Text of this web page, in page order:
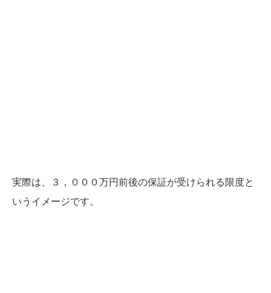
実際は、３，０００万円前後の保証が受けられる限度と
いうイメージです。